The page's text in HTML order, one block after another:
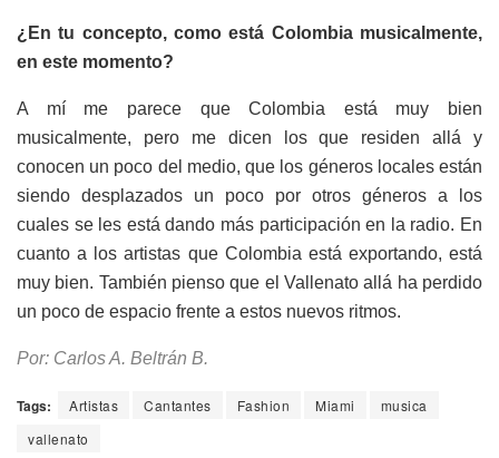
¿En tu concepto, como está Colombia musicalmente,
en este momento?
A mí me parece que Colombia está muy bien
musicalmente, pero me dicen los que residen allá y
conocen un poco del medio, que los géneros locales están
siendo desplazados un poco por otros géneros a los
cuales se les está dando más participación en la radio. En
cuanto a los artistas que Colombia está exportando, está
muy bien. También pienso que el Vallenato allá ha perdido
un poco de espacio frente a estos nuevos ritmos.
Por: Carlos A. Beltrán B.
Tags: Artistas Cantantes Fashion Miami
musica
vallenato